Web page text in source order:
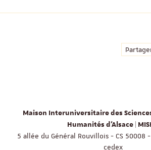
Maison Interuniversitaire des
Humanités d'Alsace |
5 allée du Général Rouvillois - CS 50008
cedex